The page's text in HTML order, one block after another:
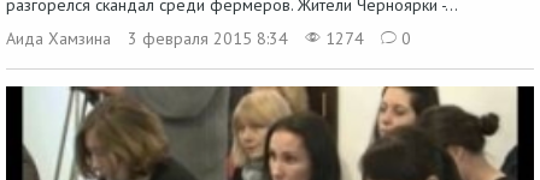
разгорелся скандал среди фермеров. Жители Черноярки -...
Аида Хамзина
3 февраля 2015 8:34 1274 0